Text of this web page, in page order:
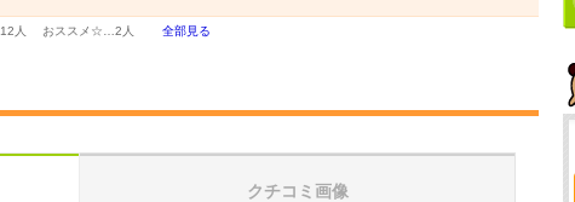
12人 おススメ☆… 2人 全部見る
クチコミ画像